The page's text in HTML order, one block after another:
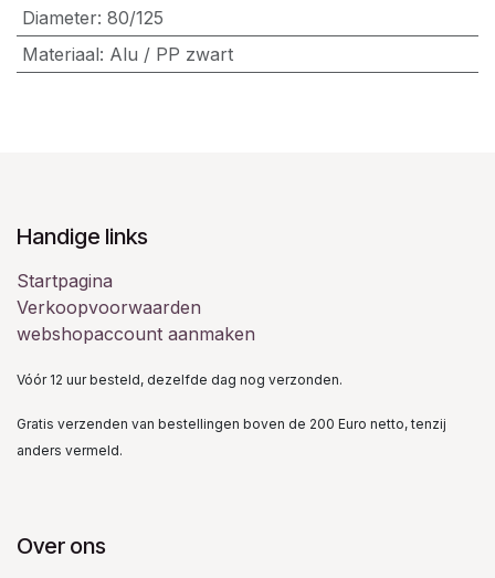
Diameter: 80/125
Materiaal: Alu / PP zwart
Handige links
Startpagina
Verkoopvoorwaarden
webshopaccount aanmaken
Vóór 12 uur besteld, dezelfde dag nog verzonden.
Gratis verzenden van bestellingen boven de 200 Euro netto, tenzij
anders vermeld.
Over ons